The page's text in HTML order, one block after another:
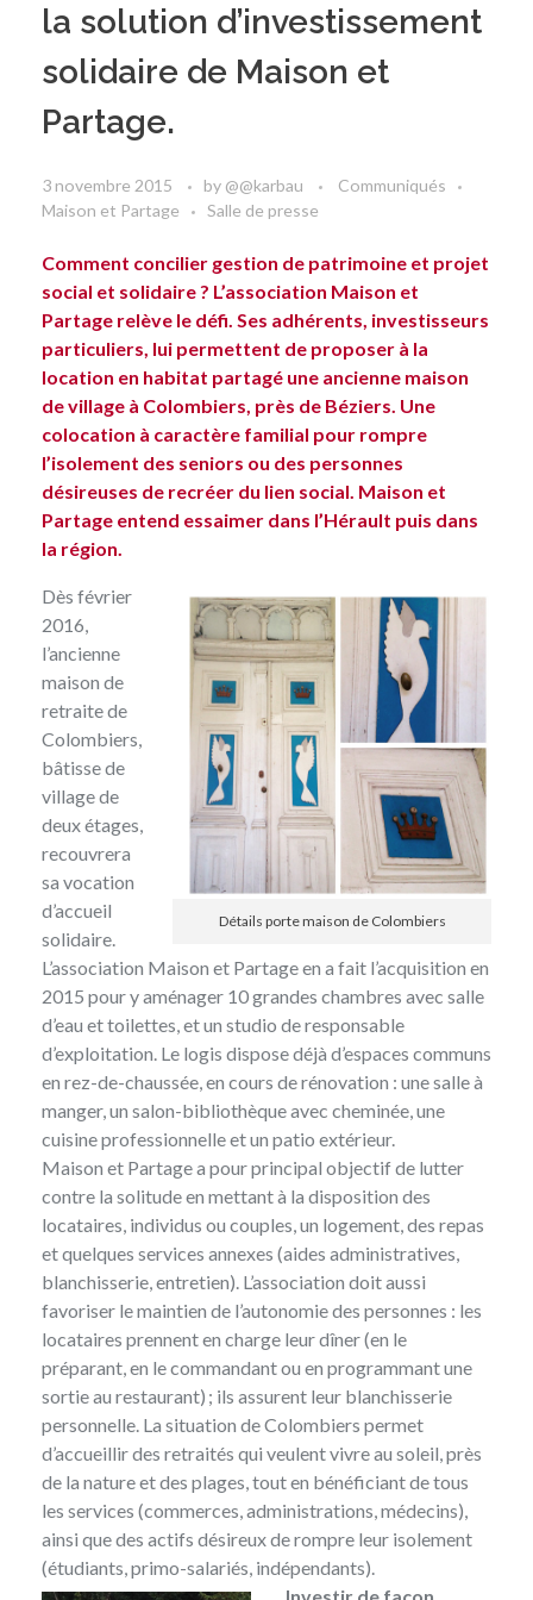
la solution d’investissement
solidaire de Maison et
Partage.
3 novembre 2015 by @@karbau
Communiqués
Maison et Partage
Salle de presse
Comment concilier gestion de patrimoine et projet
social et solidaire ? L’association Maison et
Partage relève le défi. Ses adhérents, investisseurs
particuliers, lui permettent de proposer à la
location en habitat partagé une ancienne maison
de village à Colombiers, près de Béziers. Une
colocation à caractère familial pour rompre
l’isolement des seniors ou des personnes
désireuses de recréer du lien social. Maison et
Partage entend essaimer dans l’Hérault puis dans
la région.
Détails porte maison de Colombiers
Dès février
2016,
l’ancienne
maison de
retraite de
Colombiers,
bâtisse de
village de
deux étages,
recouvrera
sa vocation
d’accueil
solidaire.
L’association Maison et Partage en a fait l’acquisition en
2015 pour y aménager 10 grandes chambres avec salle
d’eau et toilettes, et un studio de responsable
d’exploitation. Le logis dispose déjà d’espaces communs
en rez-de-chaussée, en cours de rénovation : une salle à
manger, un salon-bibliothèque avec cheminée, une
cuisine professionnelle et un patio extérieur.
Maison et Partage a pour principal objectif de lutter
contre la solitude en mettant à la disposition des
locataires, individus ou couples, un logement, des repas
et quelques services annexes (aides administratives,
blanchisserie, entretien). L’association doit aussi
favoriser le maintien de l’autonomie des personnes : les
locataires prennent en charge leur dîner (en le
préparant, en le commandant ou en programmant une
sortie au restaurant) ; ils assurent leur blanchisserie
personnelle. La situation de Colombiers permet
d’accueillir des retraités qui veulent vivre au soleil, près
de la nature et des plages, tout en bénéficiant de tous
les services (commerces, administrations, médecins),
ainsi que des actifs désireux de rompre leur isolement
(étudiants, primo-salariés, indépendants).